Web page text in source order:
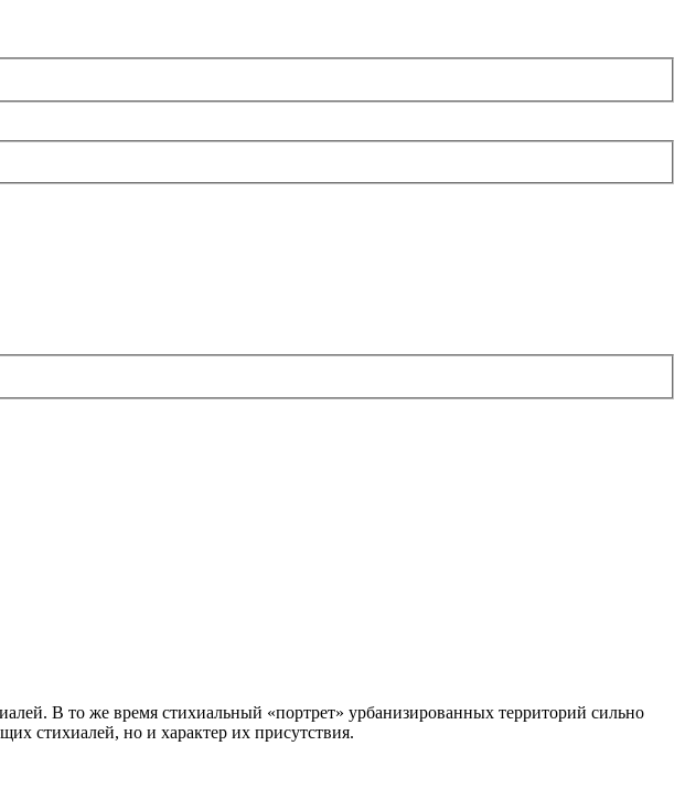
В то же время стихиальный «портрет» урбанизированных территорий сильно
стихиалей, но и характер их присутствия.